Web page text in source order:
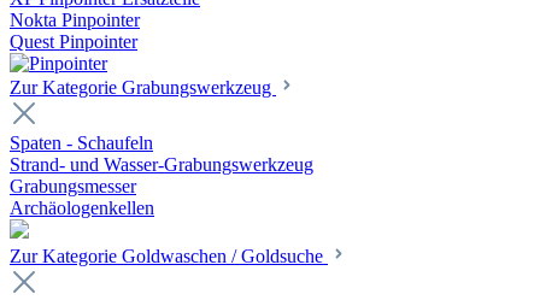
Nokta Pinpointer
Quest Pinpointer
Zur Kategorie Grabungswerkzeug
Spaten - Schaufeln
Strand- und Wasser-Grabungswerkzeug
Grabungsmesser
Archäologenkellen
Zur Kategorie Goldwaschen / Goldsuche